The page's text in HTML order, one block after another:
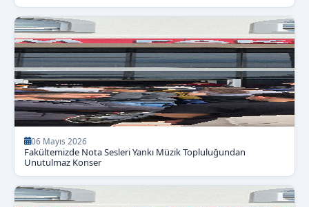
06 Mayıs 2026
Fakültemizde Nota Sesleri Yankı Müzik Topluluğundan
Unutulmaz Konser